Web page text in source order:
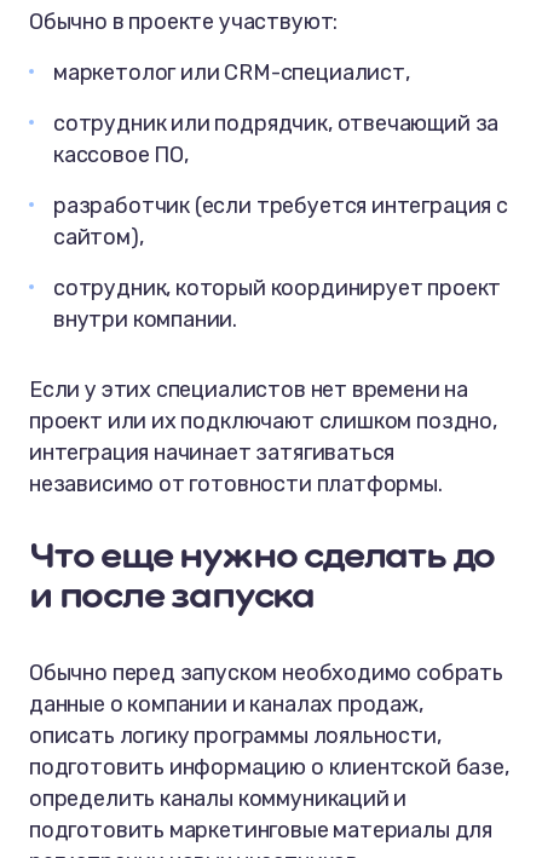
Обычно в проекте участвуют:
маркетолог или CRM-специалист,
сотрудник или подрядчик, отвечающий за
кассовое ПО,
разработчик (если требуется интеграция с
сайтом),
сотрудник, который координирует проект
внутри компании.
Если у этих специалистов нет времени на
проект или их подключают слишком поздно,
интеграция начинает затягиваться
независимо от готовности платформы.
Что еще нужно сделать до
и после запуска
Обычно перед запуском необходимо собрать
данные о компании и каналах продаж,
описать логику программы лояльности,
подготовить информацию о клиентской базе,
определить каналы коммуникаций и
подготовить маркетинговые материалы для